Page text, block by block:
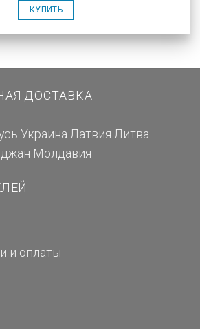
КУПИТЬ
ДОСТАВКА
Украина Латвия Литва
Молдавия
и оплаты